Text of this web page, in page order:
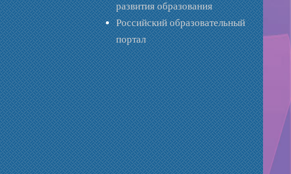
развития образования
Российский образовательный
портал